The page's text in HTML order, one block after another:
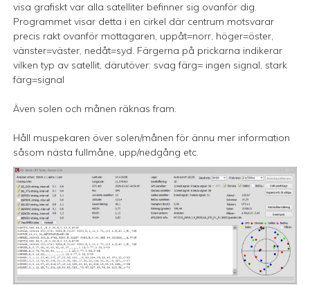
visa grafiskt var alla satelliter befinner sig ovanför dig.
Programmet visar detta i en cirkel där centrum motsvarar
precis rakt ovanför mottagaren, uppåt=norr, höger=öster,
vänster=väster, nedåt=syd. Färgerna på prickarna indikerar
vilken typ av satellit, därutöver: svag färg= ingen signal, stark
färg=signal
Även solen och månen räknas fram.
Håll muspekaren över solen/månen för ännu mer information
såsom nästa fullmåne, upp/nedgång etc.